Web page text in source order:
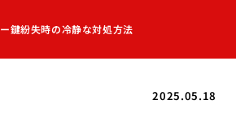
鍵紛失時の冷静な対処方法
2025.05.18